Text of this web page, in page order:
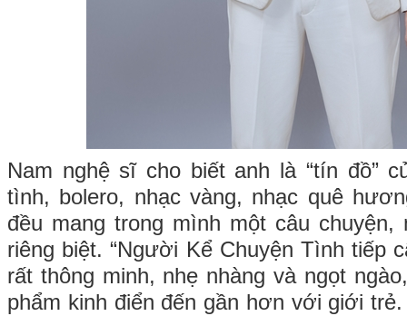
Nam nghệ sĩ cho biết anh là “tín đồ”
tình, bolero, nhạc vàng, nhạc quê
đều mang trong mình một câu
riêng biệt. “Người Kể Chuyện Tình tiếp
rất thông minh, nhẹ nhàng và ngọt
phẩm kinh điển đến gần hơn với giới